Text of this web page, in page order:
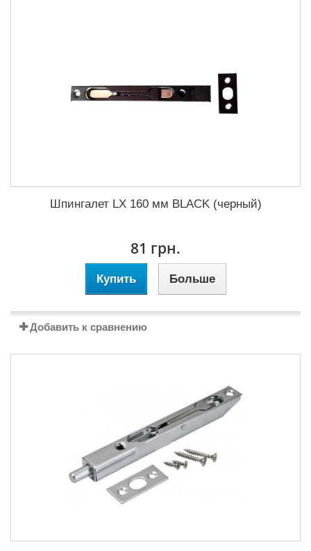
Шпингалет LX 160 мм BLACK (черный)
81 грн.
Купить Больше
Добавить к сравнению